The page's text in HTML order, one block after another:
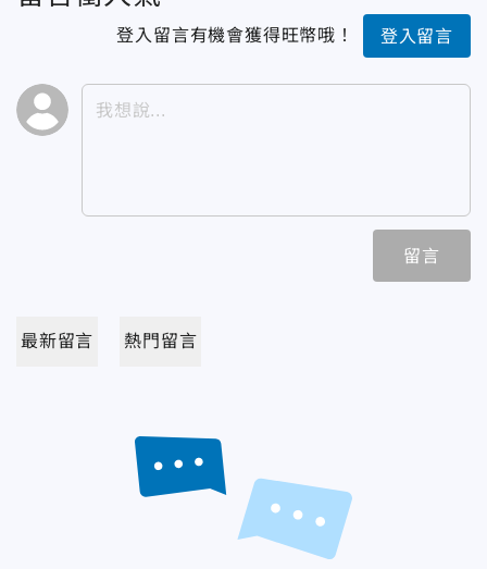
登入留言有機會獲得旺幣哦！ 登入留言
留言
最新留言 熱門留言